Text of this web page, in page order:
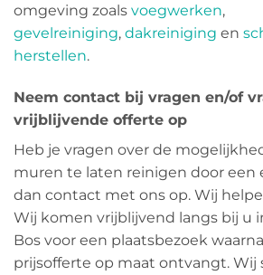
omgeving zoals voegwerken,
gevelreiniging, dakreiniging en
herstellen.
Neem contact bij vragen en/of
vrijblijvende offerte op
Heb je vragen over de
muren te laten reinigen door een
dan contact met ons op. Wij
Wij komen vrijblijvend langs bij u
Bos voor een plaatsbezoek
prijsofferte op maat ontvangt. Wij